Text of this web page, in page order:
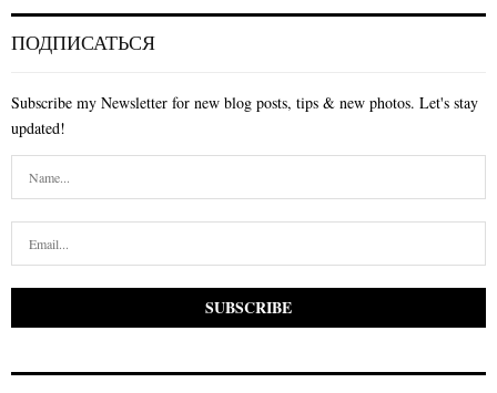
ПОДПИСАТЬСЯ
Subscribe my Newsletter for new blog posts, tips & new photos. Let's stay
updated!